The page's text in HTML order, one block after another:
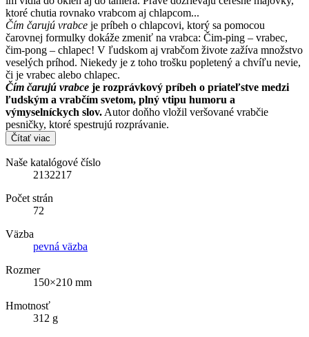
ktoré chutia rovnako vrabcom aj chlapcom...
Čím čarujú vrabce je príbeh o chlapcovi, ktorý sa pomocou
čarovnej formulky dokáže zmeniť na vrabca: Čim-ping – vrabec,
čim-pong – chlapec! V ľudskom aj vrabčom živote zažíva množstvo
veselých príhod. Niekedy je z toho trošku popletený a chvíľu nevie,
či je vrabec alebo chlapec.
Čím čarujú vrabce je rozprávkový príbeh o priateľstve medzi
ľudským a vrabčím svetom, plný vtipu humoru a
výmyselníckych slov. Autor doňho vložil veršované vrabčie
pesničky, ktoré spestrujú rozprávanie.
Čítať viac
Naše katalógové číslo
2132217
Počet strán
72
Väzba
pevná väzba
Rozmer
150×210 mm
Hmotnosť
312 g